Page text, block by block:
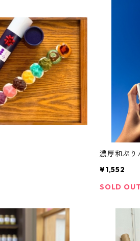
濃厚和ぷり
¥1,552
SOLD